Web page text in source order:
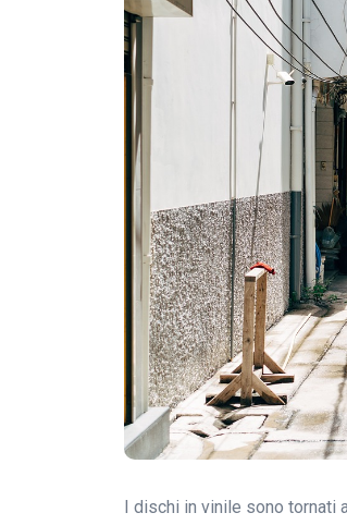
I dischi in vinile sono tornati